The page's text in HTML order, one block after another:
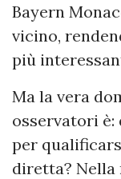
Bayern
vicino,
più
Ma la vera
osservatori
per
diretta? Nella